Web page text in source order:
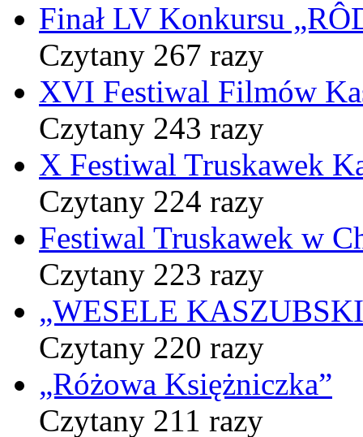
Finał LV Konkursu
Czytany 267 razy
XVI Festiwal Filmów
Czytany 243 razy
X Festiwal Truskawek
Czytany 224 razy
Festiwal Truskawek w
Czytany 223 razy
„WESELE
Czytany 220 razy
„Różowa Księżniczka”
Czytany 211 razy